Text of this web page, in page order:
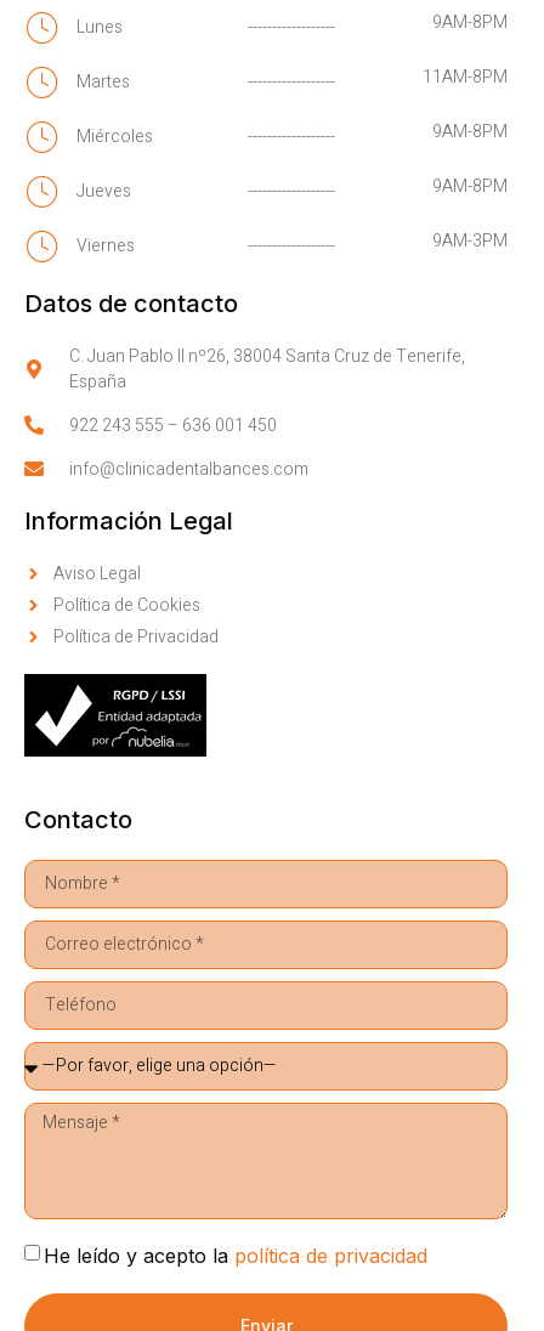
Lunes ------------------ 9AM-8PM
Martes ------------------ 11AM-8PM
Miércoles ------------------ 9AM-8PM
Jueves ------------------ 9AM-8PM
Viernes ------------------ 9AM-3PM
Datos de contacto
C. Juan Pablo II nº26, 38004 Santa Cruz de Tenerife,
España
922 243 555– 636 001 450
info@clinicadentalbances.com
Información Legal
Aviso Legal
Política de Cookies
Política de Privacidad
Contacto
He leído y acepto la política de privacidad
Enviar